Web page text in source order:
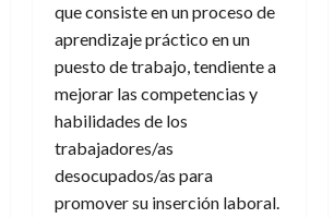
que consiste en un proceso de
aprendizaje práctico en un
puesto de trabajo, tendiente a
mejorar las competencias y
habilidades de los
trabajadores/as
desocupados/as para
promover su inserción laboral.